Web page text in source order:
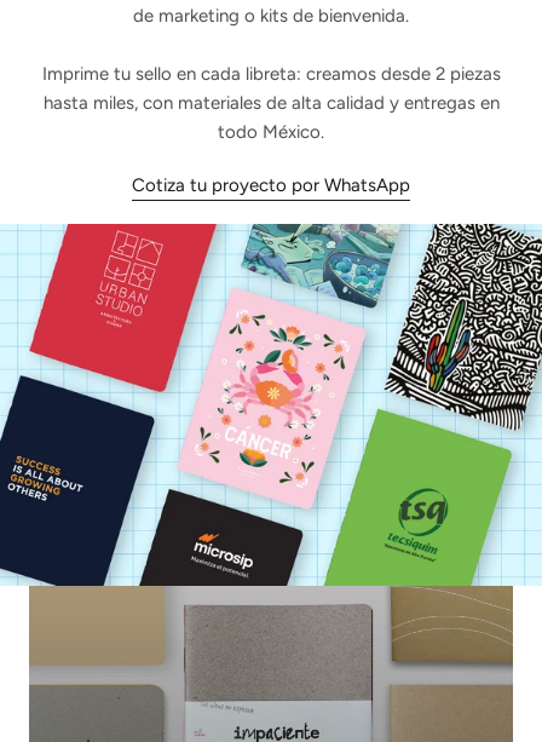
de marketing o kits de bienvenida.
Imprime tu sello en cada libreta: creamos desde 2 piezas
hasta miles, con materiales de alta calidad y entregas en
todo México.
Cotiza tu proyecto por WhatsApp